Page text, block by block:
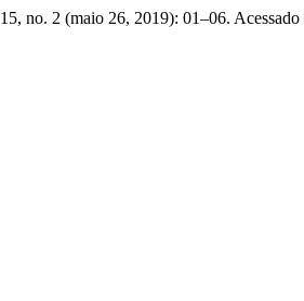
15, no. 2 (maio 26, 2019): 01–06.